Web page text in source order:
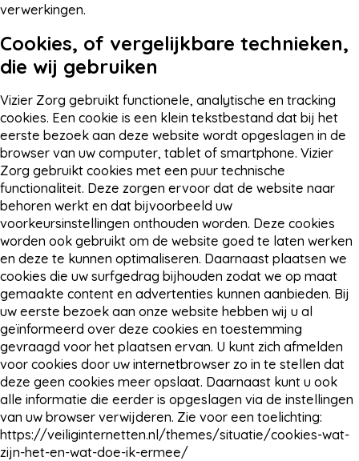
verwerkingen.
Cookies, of vergelijkbare technieken,
die wij gebruiken
Vizier Zorg gebruikt functionele, analytische en tracking
cookies. Een cookie is een klein tekstbestand dat bij het
eerste bezoek aan deze website wordt opgeslagen in de
browser van uw computer, tablet of smartphone. Vizier
Zorg gebruikt cookies met een puur technische
functionaliteit. Deze zorgen ervoor dat de website naar
behoren werkt en dat bijvoorbeeld uw
voorkeursinstellingen onthouden worden. Deze cookies
worden ook gebruikt om de website goed te laten werken
en deze te kunnen optimaliseren. Daarnaast plaatsen we
cookies die uw surfgedrag bijhouden zodat we op maat
gemaakte content en advertenties kunnen aanbieden. Bij
uw eerste bezoek aan onze website hebben wij u al
geïnformeerd over deze cookies en toestemming
gevraagd voor het plaatsen ervan. U kunt zich afmelden
voor cookies door uw internetbrowser zo in te stellen dat
deze geen cookies meer opslaat. Daarnaast kunt u ook
alle informatie die eerder is opgeslagen via de instellingen
van uw browser verwijderen. Zie voor een toelichting:
https://veiliginternetten.nl/themes/situatie/cookies-wat-
zijn-het-en-wat-doe-ik-ermee/